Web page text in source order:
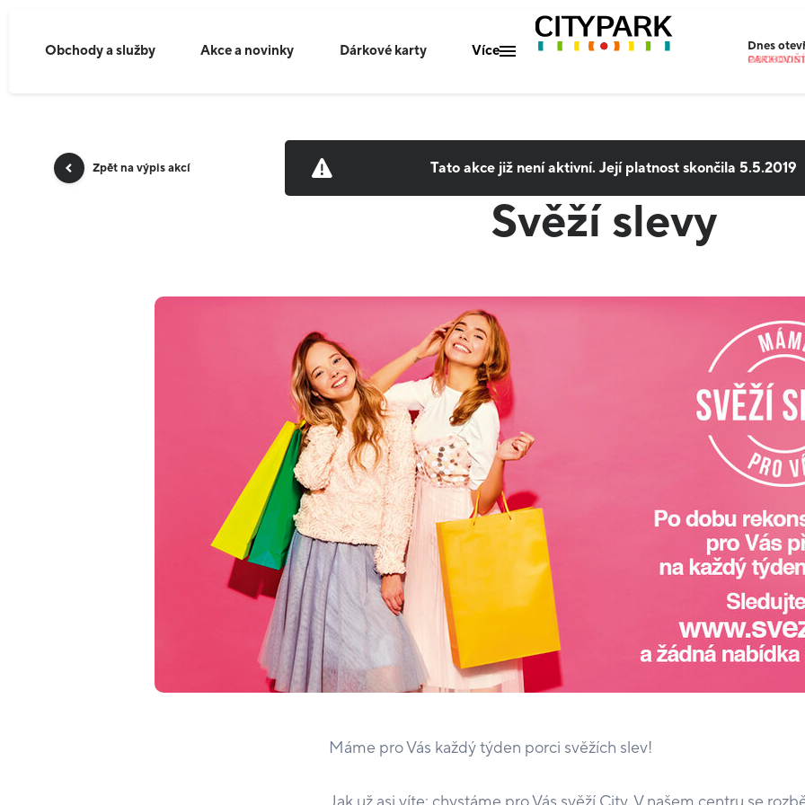
Obchody a služby Akce a novinky Dárkové karty Více Dnes
Zpět na výpis akcí Tato akce již není aktivní. Její platnost skončila5.5.2019
Svěží slevy
Máme pro Vás každý týden porci svěžích slev!